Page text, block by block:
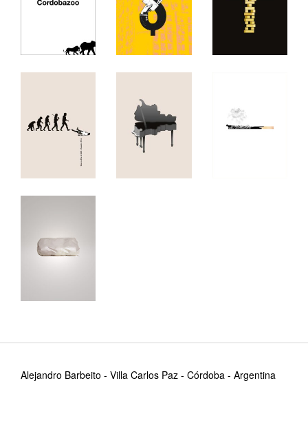
Alejandro Barbeito - Villa Carlos Paz - Córdoba - Argentina